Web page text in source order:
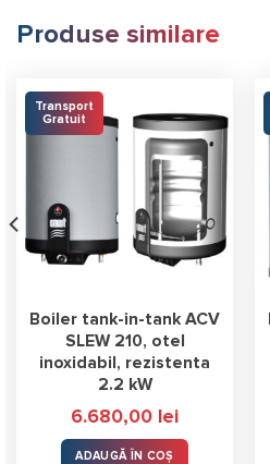
Produse similare
Transport
Gratuit
Boiler tank-in-tank ACV
SLEW 210, otel
inoxidabil, rezistenta
2.2 kW
6.680,00 lei
ADAUGĂ ÎN COȘ